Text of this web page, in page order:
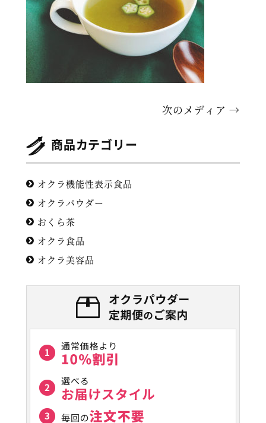
次のメディア →
商品カテゴリー
オクラ機能性表示食品
オクラパウダー
おくら茶
オクラ食品
オクラ美容品